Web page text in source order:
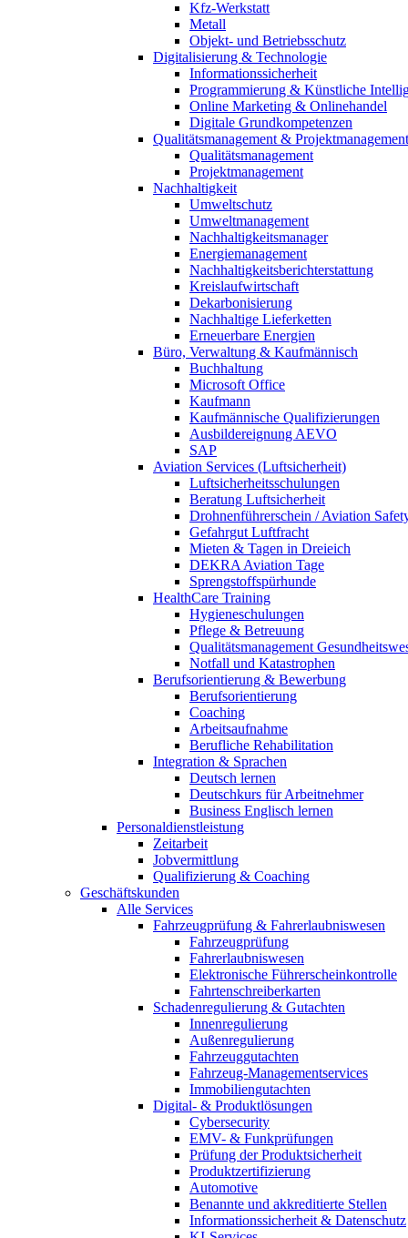
Kfz-Werkstatt
Metall
Objekt- und Betriebsschutz
Digitalisierung & Technologie
Informationssicherheit
Programmierung & Künstliche
Online Marketing & Onlinehandel
Digitale Grundkompetenzen
Qualitätsmanagement & Projektmanagement
Qualitätsmanagement
Projektmanagement
Nachhaltigkeit
Umweltschutz
Umweltmanagement
Nachhaltigkeitsmanager
Energiemanagement
Nachhaltigkeitsberichterstattung
Kreislaufwirtschaft
Dekarbonisierung
Nachhaltige Lieferketten
Erneuerbare Energien
Büro, Verwaltung & Kaufmännisch
Buchhaltung
Microsoft Office
Kaufmann
Kaufmännische Qualifizierungen
Ausbildereignung AEVO
SAP
Aviation Services (Luftsicherheit)
Luftsicherheitsschulungen
Beratung Luftsicherheit
Drohnenführerschein / Aviation
Gefahrgut Luftfracht
Mieten & Tagen in Dreieich
DEKRA Aviation Tage
Sprengstoffspürhunde
HealthCare Training
Hygieneschulungen
Pflege & Betreuung
Qualitätsmanagement
Notfall und Katastrophen
Berufsorientierung & Bewerbung
Berufsorientierung
Coaching
Arbeitsaufnahme
Berufliche Rehabilitation
Integration & Sprachen
Deutsch lernen
Deutschkurs für Arbeitnehmer
Business Englisch lernen
Personaldienstleistung
Zeitarbeit
Jobvermittlung
Qualifizierung & Coaching
Geschäftskunden
Alle Services
Fahrzeugprüfung & Fahrerlaubniswesen
Fahrzeugprüfung
Fahrerlaubniswesen
Elektronische Führerscheinkontrolle
Fahrtenschreiberkarten
Schadenregulierung & Gutachten
Innenregulierung
Außenregulierung
Fahrzeuggutachten
Fahrzeug-Managementservices
Immobiliengutachten
Digital- & Produktlösungen
Cybersecurity
EMV- & Funkprüfungen
Prüfung der Produktsicherheit
Produktzertifizierung
Automotive
Benannte und akkreditierte Stellen
Informationssicherheit & Datenschutz